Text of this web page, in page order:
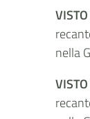
VISTO
nella
VISTO